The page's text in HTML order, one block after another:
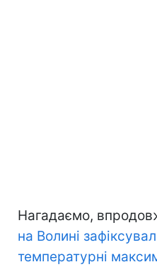
Нагадаємо,
на Волині
температурні